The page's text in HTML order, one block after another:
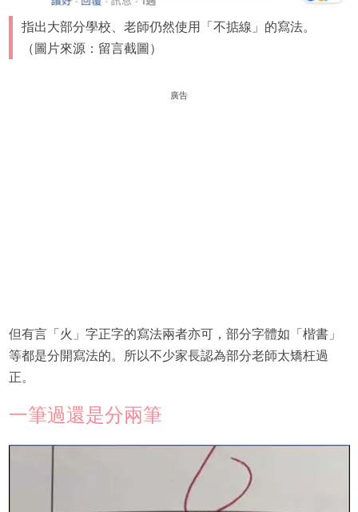
指出大部分學校、老師仍然使用「不掂線」的寫法。
（圖片來源：留言截圖）
廣告
但有言「火」字正字的寫法兩者亦可，部分字體如「楷書」
等都是分開寫法的。所以不少家長認為部分老師太矯枉過
正。
一筆過還是分兩筆